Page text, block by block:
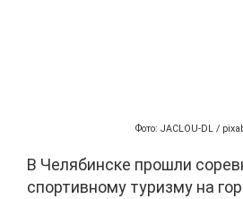
Фото: JACLOU-DL /
В Челябинске прошли
спортивному туризму на